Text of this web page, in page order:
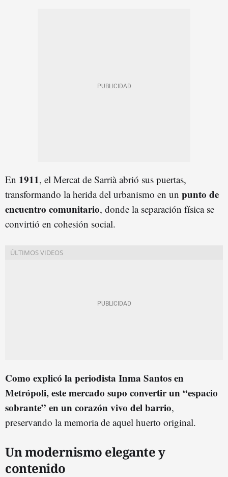
En 1911, el Mercat de Sarrià abrió sus puertas,
transformando la herida del urbanismo en un punto de
encuentro comunitario, donde la separación física se
convirtió en cohesión social.
Como explicó la periodista Inma Santos en
Metrópoli, este mercado supo convertir un “espacio
sobrante” en un corazón vivo del barrio,
preservando la memoria de aquel huerto original.
Un modernismo elegante y
contenido